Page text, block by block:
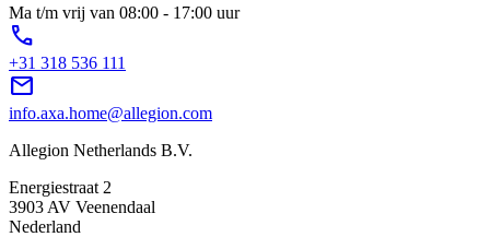
Ma t/m vrij van 08:00 - 17:00 uur
phone
+31 318 536 111
mail
info.axa.home@allegion.com
Allegion Netherlands B.V.
Energiestraat 2
3903 AV Veenendaal
Nederland